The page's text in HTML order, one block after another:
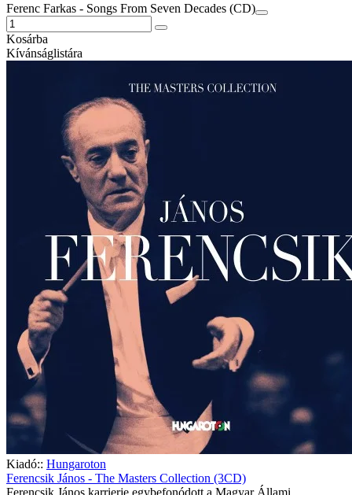
Ferenc Farkas - Songs From Seven Decades (CD)
Kosárba
Kívánságlistára
Kiadó:: Hungaroton
Ferencsik János - The Masters Collection (3CD)
Ferencsik János karrierje egybefonódott a Magyar Állami